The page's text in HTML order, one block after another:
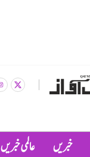
خبریں عالمی خبریں